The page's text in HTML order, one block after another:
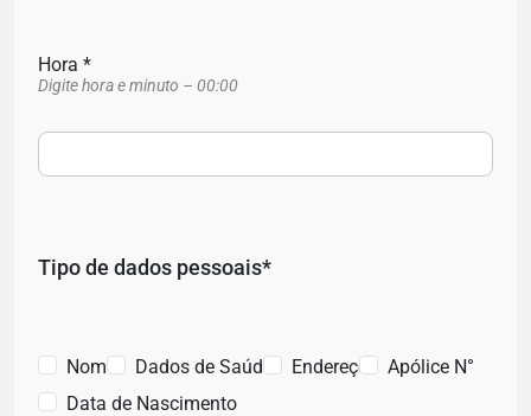
Hora *
Digite hora e minuto – 00:00
Tipo de dados pessoais*
Nome Dados de Saúde Endereço
Apólice N°
Data de Nascimento